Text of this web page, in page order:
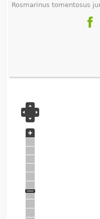
Rosmarinus tomentosus